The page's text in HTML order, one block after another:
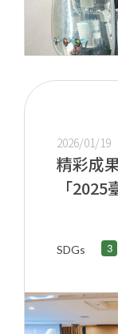
2026/01/19
精彩成
「
SDGs